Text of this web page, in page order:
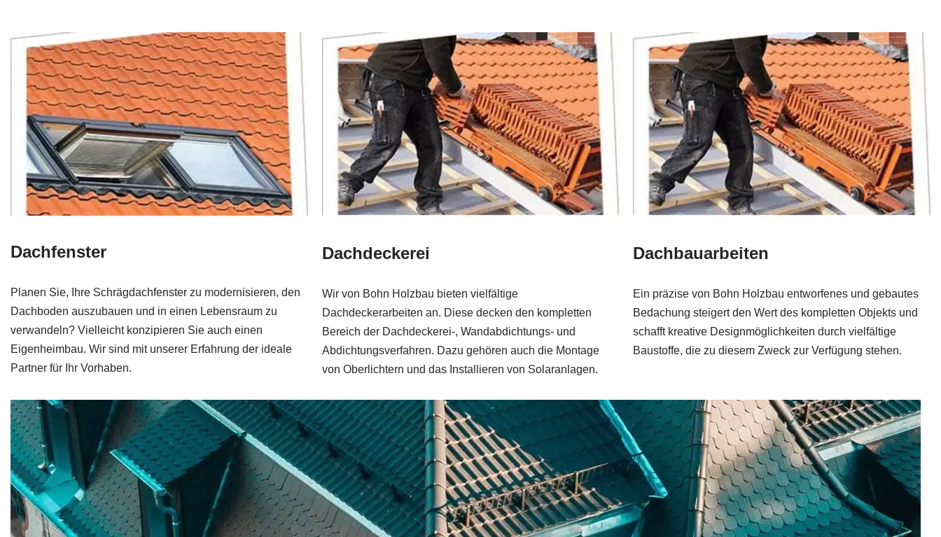
Dachfenster
Planen Sie, Ihre Schrägdachfenster zu modernisieren, den
Dachboden auszubauen und in einen Lebensraum zu
verwandeln? Vielleicht konzipieren Sie auch einen
Eigenheimbau. Wir sind mit unserer Erfahrung der ideale
Partner für Ihr Vorhaben.
Dachdeckerei
Wir von Bohn Holzbau bieten vielfältige
Dachdeckerarbeiten an. Diese decken den kompletten
Bereich der Dachdeckerei-, Wandabdichtungs- und
Abdichtungsverfahren. Dazu gehören auch die Montage
von Oberlichtern und das Installieren von Solaranlagen.
Dachbauarbeiten
Ein präzise von Bohn Holzbau entworfenes und gebautes
Bedachung steigert den Wert des kompletten Objekts und
schafft kreative Designmöglichkeiten durch vielfältige
Baustoffe, die zu diesem Zweck zur Verfügung stehen.